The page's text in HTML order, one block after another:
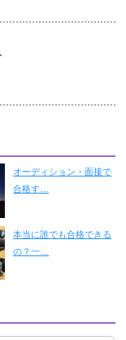
オーディション・面接で
合格す…
本当に誰でも合格できる
の？一…